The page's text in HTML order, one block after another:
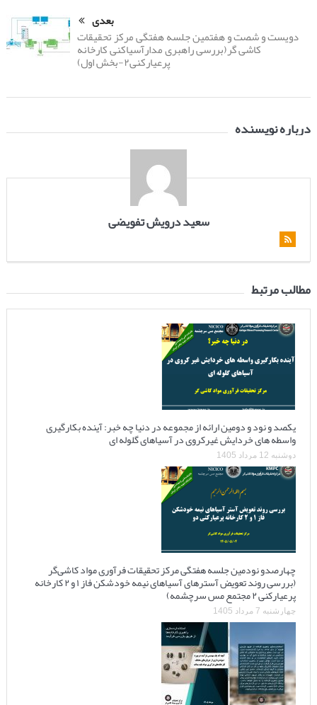
بعدی
دویست و شصت و هفتمین جلسه هفتگی مرکز تحقیقات
کاشی گر(بررسی راهبری مدارآسیاکنی کارخانه
پرعیارکنی۲-بخش اول)
درباره نویسنده
سعید درویش تفویضی
مطالب مرتبط
یکصد و نود و دومین ارائه از مجموعه در دنیا چه خبر: آینده بکارگیری
واسطه های خردایش غیرکروی در آسیاهای گلوله ای
دوشنبه 12 مرداد 1405
چهارصدو نودمین جلسه هفتگی مرکز تحقیقات فرآوری مواد کاشی‌گر
(بررسی روند تعویض آسترهای آسیاهای نیمه خودشکن فاز ۱ و ۲ کارخانه
پرعیارکنی ۲ مجتمع مس سرچشمه)
چهارشنبه 7 مرداد 1405